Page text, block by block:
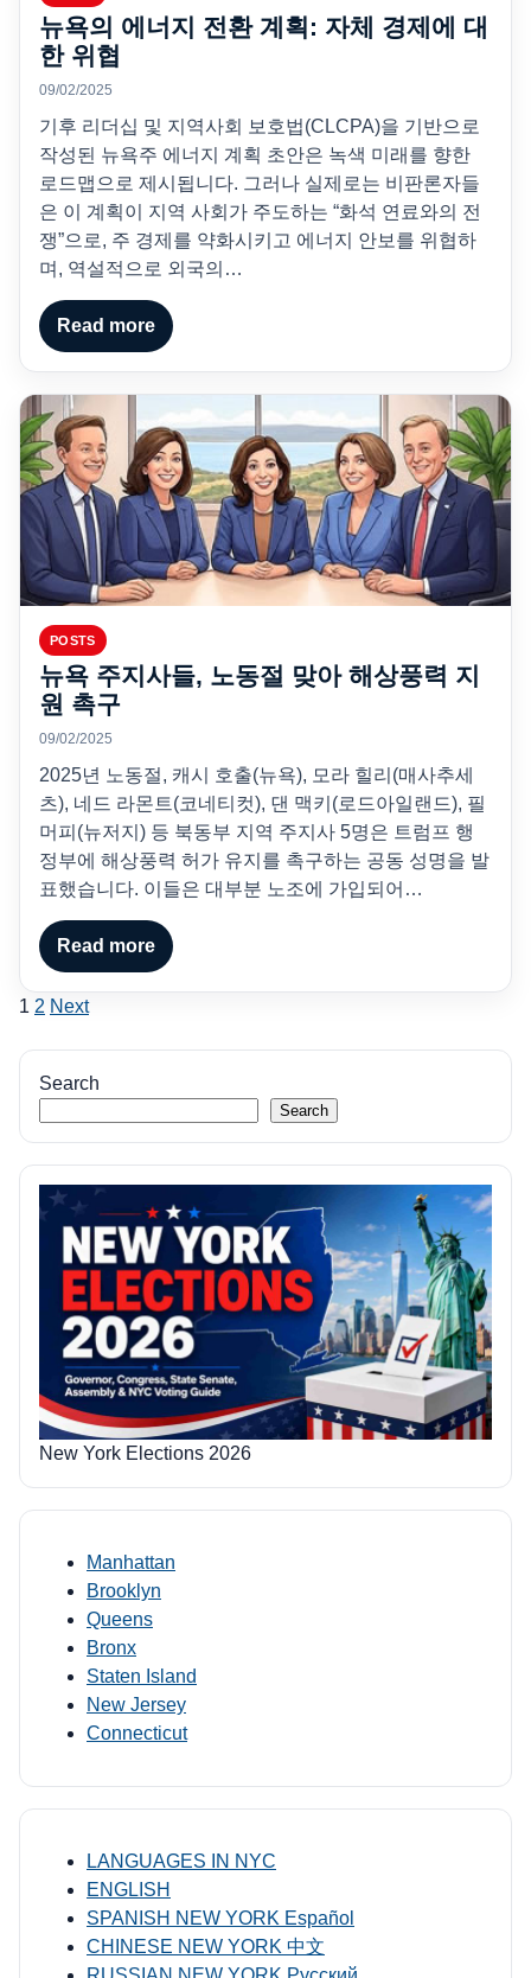
뉴욕의 에너지 전환 계획: 자체 경제에 대
한 위협
09/02/2025
기후 리더십 및 지역사회 보호법(CLCPA)을 기반으로
작성된 뉴욕주 에너지 계획 초안은 녹색 미래를 향한
로드맵으로 제시됩니다. 그러나 실제로는 비판론자들
은 이 계획이 지역 사회가 주도하는 “화석 연료와의 전
쟁”으로, 주 경제를 약화시키고 에너지 안보를 위협하
며, 역설적으로 외국의…
Read more
POSTS
뉴욕 주지사들, 노동절 맞아 해상풍력 지
원 촉구
09/02/2025
2025년 노동절, 캐시 호출(뉴욕), 모라 힐리(매사추세
츠), 네드 라몬트(코네티컷), 댄 맥키(로드아일랜드), 필
머피(뉴저지) 등 북동부 지역 주지사 5명은 트럼프 행
정부에 해상풍력 허가 유지를 촉구하는 공동 성명을 발
표했습니다. 이들은 대부분 노조에 가입되어…
Read more
Posts
pagination
1 2 Next
Search
Search
New York Elections 2026
Manhattan
Brooklyn
Queens
Bronx
Staten Island
New Jersey
Connecticut
LANGUAGES IN NYC
ENGLISH
SPANISH NEW YORK Español
CHINESE NEW YORK 中文